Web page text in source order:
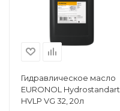
Гидравлическое масло
EURONOL Hydrostandart
HVLP VG 32, 20л